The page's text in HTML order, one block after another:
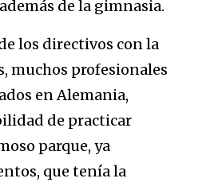
de la gimnasia.
los directivos con la
muchos profesionales
en Alemania,
de practicar
parque, ya
que tenía la